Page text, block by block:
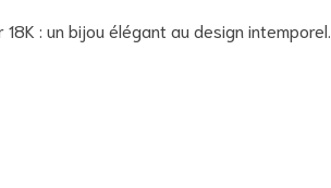
: un bijou élégant au design intemporel.